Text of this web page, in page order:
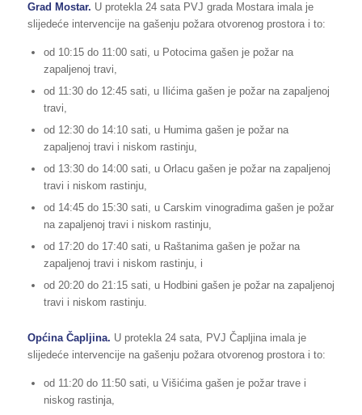
Grad Mostar. U protekla 24 sata PVJ grada Mostara imala je
slijedeće intervencije na gašenju požara otvorenog prostora i to:
od 10:15 do 11:00 sati, u Potocima gašen je požar na
zapaljenoj travi,
od 11:30 do 12:45 sati, u Ilićima gašen je požar na zapaljenoj
travi,
od 12:30 do 14:10 sati, u Humima gašen je požar na
zapaljenoj travi i niskom rastinju,
od 13:30 do 14:00 sati, u Orlacu gašen je požar na zapaljenoj
travi i niskom rastinju,
od 14:45 do 15:30 sati, u Carskim vinogradima gašen je požar
na zapaljenoj travi i niskom rastinju,
od 17:20 do 17:40 sati, u Raštanima gašen je požar na
zapaljenoj travi i niskom rastinju, i
od 20:20 do 21:15 sati, u Hodbini gašen je požar na zapaljenoj
travi i niskom rastinju.
Općina Čapljina. U protekla 24 sata, PVJ Čapljina imala je
slijedeće intervencije na gašenju požara otvorenog prostora i to:
od 11:20 do 11:50 sati, u Višićima gašen je požar trave i
niskog rastinja,